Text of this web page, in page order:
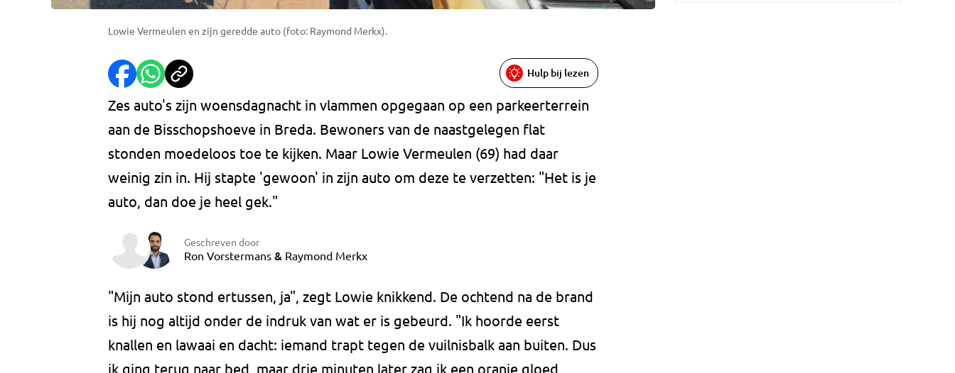
Lowie Vermeulen en zijn geredde auto (foto: Raymond Merkx).
Hulp bij lezen
Zes auto's zijn woensdagnacht in vlammen opgegaan op een parkeerterrein
aan de Bisschopshoeve in Breda. Bewoners van de naastgelegen flat
stonden moedeloos toe te kijken. Maar Lowie Vermeulen (69) had daar
weinig zin in. Hij stapte 'gewoon' in zijn auto om deze te verzetten: "Het is je
auto, dan doe je heel gek."
Geschreven door
Ron Vorstermans & Raymond Merkx
"Mijn auto stond ertussen, ja", zegt Lowie knikkend. De ochtend na de brand
is hij nog altijd onder de indruk van wat er is gebeurd. "Ik hoorde eerst
knallen en lawaai en dacht: iemand trapt tegen de vuilnisbalk aan buiten. Dus
ik ging terug naar bed, maar drie minuten later zag ik een oranje gloed